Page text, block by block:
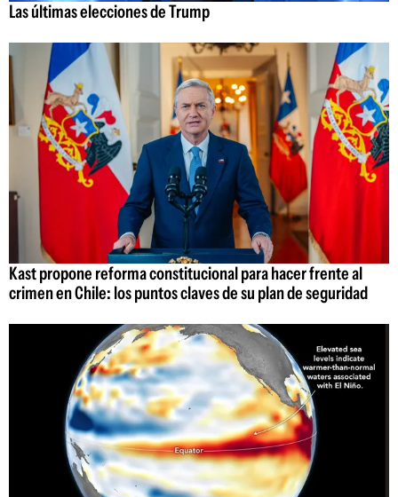
Las últimas elecciones de Trump
Kast propone reforma constitucional para hacer frente al
crimen en Chile: los puntos claves de su plan de seguridad